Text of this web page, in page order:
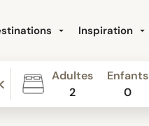
Inspiration
Adultes
2
Enfants
0